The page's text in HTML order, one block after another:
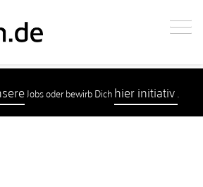
Jobs oder bewirb Dichhier initiativ.